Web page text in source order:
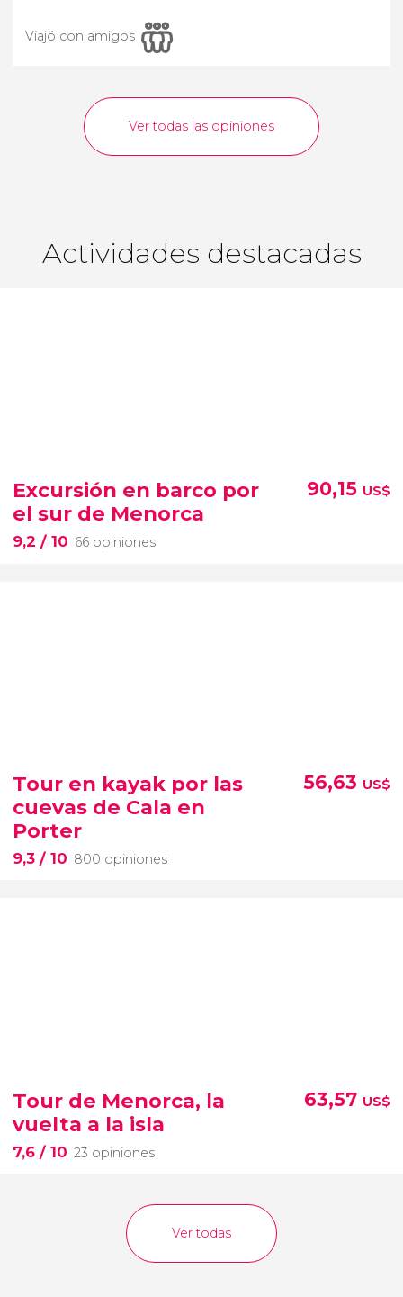
Viajó con amigos
Ver todas las opiniones
Actividades destacadas
Excursión en barco por
el sur de Menorca
9,2 / 10 66 opiniones
90,15 US$
Tour en kayak por las
cuevas de Cala en
Porter
9,3 / 10 800 opiniones
56,63 US$
Tour de Menorca, la
vuelta a la isla
7,6 / 10 23 opiniones
63,57 US$
Ver todas